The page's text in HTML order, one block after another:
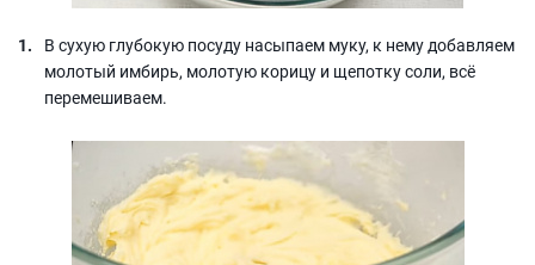
В сухую глубокую посуду насыпаем муку, к нему добавляем
молотый имбирь, молотую корицу и щепотку соли, всё
перемешиваем.